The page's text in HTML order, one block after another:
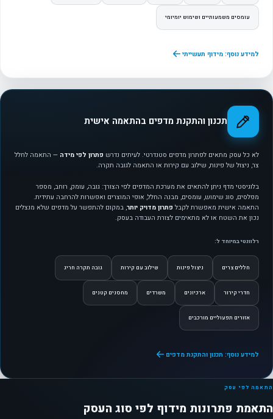
עומסים משמעותיים ושימוש יומיומי
למידע נוסף: מידוף תעשייתי
תכנון והתקנת מדפים בהתאמה אישית
לא כל עסק מתאים לפתרון מדפים סטנדרטי. לעיתים נדרש פתרון לפי מידה — התאמה לחלל
צר, ניצול של פינות, שילוב עם קירות או התאמה לגובה תקרה.
בלוגיסטי מדף ניתן להתאים את מערכת המדפים לפי הצורך: גובה, עומק, רוחב, מספר
מפלסים, סוג שימוש, עומסים, מבנה החלל, אופי המוצרים ואפשרות להרחבה עתידית.
התאמה אישית מאפשרת לקבל פתרון מדויק יותר, במקום להתפשר על מדפים שלא מנצלים
נכון את השטח או לא מתאימים לצורת העבודה בעסק.
רלוונטי במיוחד ל:
חללים צרים ניצול פינות שילוב עם קירות גובה תקרה חריג
חדרי קירור ארכיונים משרדים מחסנים קטנים
אזורים תפעוליים מורכבים
למידע נוסף: תכנון והתקנת מדפים
התאמה לפי עסק
התאמת פתרונות מידוף לפי סוג העסק